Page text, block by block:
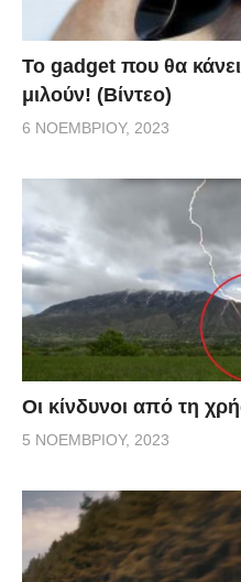
Το gadget που θα
μιλούν! (Βίντεο)
6 ΝΟΕΜΒΡΊΟΥ, 2023
Οι κίνδυνοι από τη
5 ΝΟΕΜΒΡΊΟΥ, 2023